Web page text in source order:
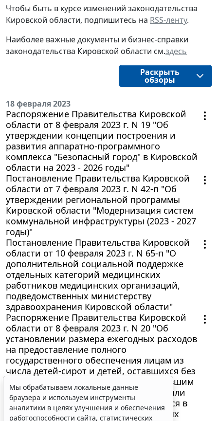
Чтобы быть в курсе изменений законодательства
Кировской области, подпишитесь на RSS-ленту.
Наиболее важные документы и бизнес-справки
законодательства Кировской области см.здесь
Раскрыть
обзоры
18 февраля 2023
Распоряжение Правительства Кировской
области от 8 февраля 2023 г. N 19 "Об
утверждении концепции построения и
развития аппаратно-программного
комплекса "Безопасный город" в Кировской
области на 2023 - 2026 годы"
Постановление Правительства Кировской
области от 7 февраля 2023 г. N 42-п "Об
утверждении региональной программы
Кировской области "Модернизация систем
коммунальной инфраструктуры (2023 - 2027
годы)"
Постановление Правительства Кировской
области от 10 февраля 2023 г. N 65-п "О
дополнительной социальной поддержке
отдельных категорий медицинских
работников медицинских организаций,
подведомственных министерству
здравоохранения Кировской области"
Распоряжение Правительства Кировской
области от 8 февраля 2023 г. N 20 "Об
установлении размера ежегодных расходов
на предоставление полного
государственного обеспечения лицам из
числа детей-сирот и детей, оставшихся без
попечения родителей, лицам, потерявшим
в период обучения обоих родителей или
единственного родителя, обучающимся в
муниципальных общеобразовательных
Мы обрабатываем локальные данные
браузера и используем инструменты
аналитики в целях улучшения и обеспечения
работоспособности сайта, статистических